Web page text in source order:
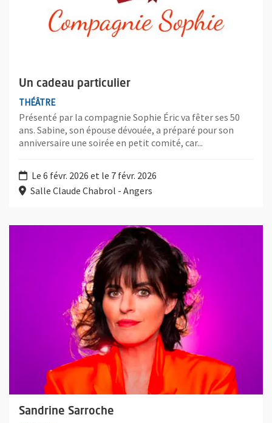
Un cadeau particulier
THÉÂTRE
Présenté par la compagnie Sophie Éric va fêter ses 50
ans. Sabine, son épouse dévouée, a préparé pour son
anniversaire une soirée en petit comité, car...
Le 6 févr. 2026 et le 7 févr. 2026
Salle Claude Chabrol - Angers
Sandrine Sarroche
Plus d'information sur l'évènement : Sandrine Sarroche